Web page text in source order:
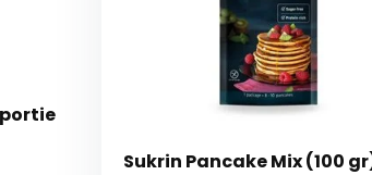
Sukrin Pancake Mix (100